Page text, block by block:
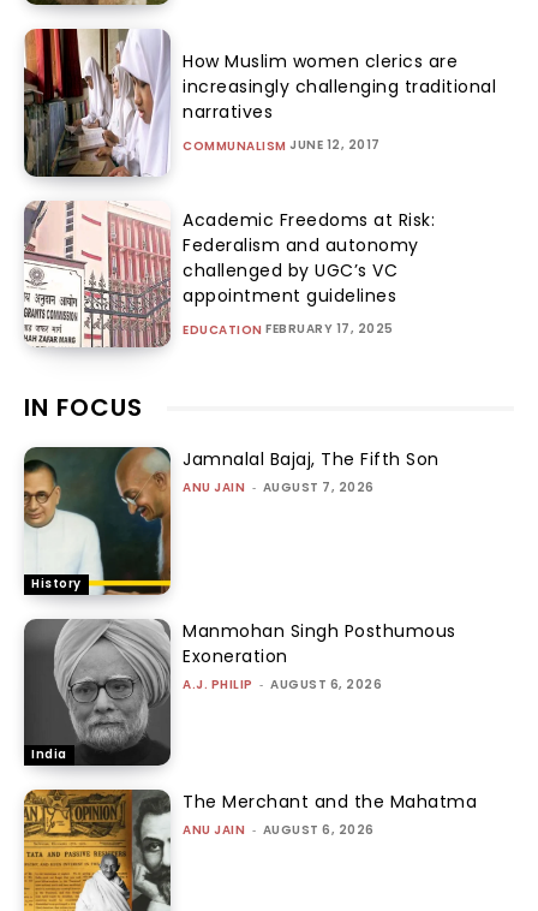
How Muslim women clerics are
increasingly challenging traditional
narratives
COMMUNALISM JUNE 12, 2017
Academic Freedoms at Risk:
Federalism and autonomy
challenged by UGC’s VC
appointment guidelines
EDUCATION FEBRUARY 17, 2025
IN FOCUS
History
Jamnalal Bajaj, The Fifth Son
ANU JAIN - AUGUST 7, 2026
India
Manmohan Singh Posthumous
Exoneration
A.J. PHILIP - AUGUST 6, 2026
The Merchant and the Mahatma
ANU JAIN - AUGUST 6, 2026